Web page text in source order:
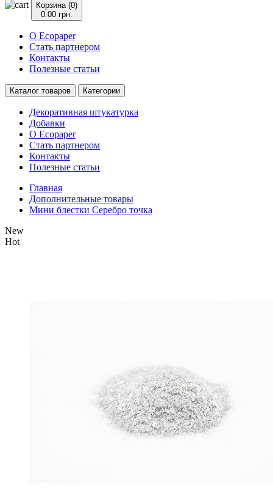
Корзина (0)
0.00 грн.
О Ecopaper
Стать партнером
Контакты
Полезные статьи
Каталог товаров Категории
Декоративная штукатурка
Добавки
О Ecopaper
Стать партнером
Контакты
Полезные статьи
Главная
Дополнительные товары
Мини блестки Серебро точка
New
Hot